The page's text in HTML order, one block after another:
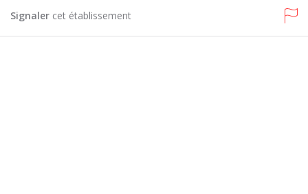
Signaler cet établissement